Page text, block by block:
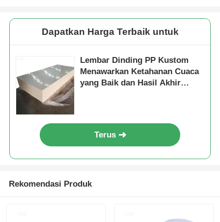
Dapatkan Harga Terbaik untuk
Lembar Dinding PP Kustom
Menawarkan Ketahanan Cuaca
yang Baik dan Hasil Akhir
Terus
Rekomendasi Produk